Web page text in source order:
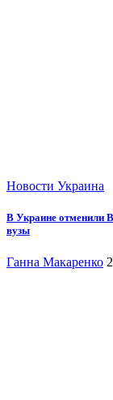
Новости Украина
В Украине отменили
вузы
Ганна Макаренко